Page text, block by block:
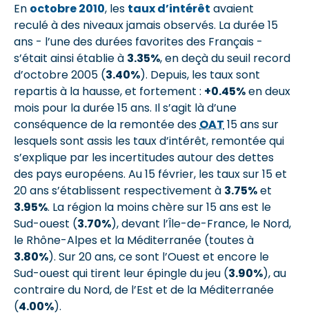
En octobre 2010, les taux d’intérêt avaient
reculé à des niveaux jamais observés. La durée 15
ans - l’une des durées favorites des Français -
s’était ainsi établie à 3.35%, en deçà du seuil record
d’octobre 2005 (3.40%). Depuis, les taux sont
repartis à la hausse, et fortement : +0.45%en deux
mois pour la durée 15 ans. Il s’agit là d’une
conséquence de la remontée desOAT15 ans sur
lesquels sont assis les taux d’intérêt, remontée qui
s’explique par les incertitudes autour des dettes
des pays européens. Au 15 février, les taux sur 15 et
20 ans s’établissent respectivement à 3.75%et
3.95%. La région la moins chère sur 15 ans est le
Sud-ouest (3.70%), devant l’Île-de-France, le Nord,
le Rhône-Alpes et la Méditerranée (toutes à
3.80%). Sur 20 ans, ce sont l’Ouest et encore le
Sud-ouest qui tirent leur épingle du jeu (3.90%), au
contraire du Nord, de l’Est et de la Méditerranée
(4.00%).